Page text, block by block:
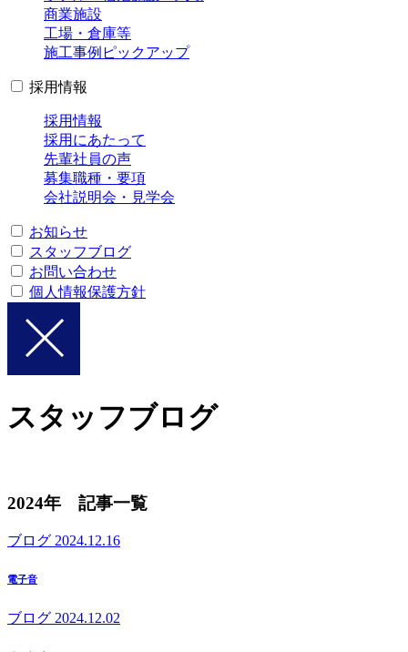
商業施設
工場・倉庫等
施工事例ピックアップ
採用情報
採用情報
採用にあたって
先輩社員の声
募集職種・要項
会社説明会・見学会
お知らせ
スタッフブログ
お問い合わせ
個人情報保護方針
スタッフブログ
2024年 記事一覧
ブログ 2024.12.16
電子音
ブログ 2024.12.02